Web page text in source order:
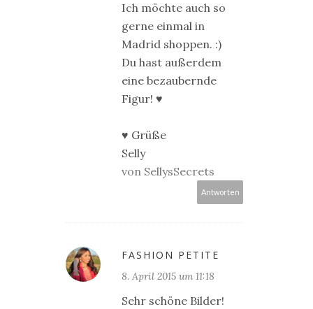
Ich möchte auch so
gerne einmal in
Madrid shoppen. :)
Du hast außerdem
eine bezaubernde
Figur! ♥
♥ Grüße
Selly
von SellysSecrets
Antworten
FASHION PETITE
8. April 2015 um 11:18
Sehr schöne Bilder!